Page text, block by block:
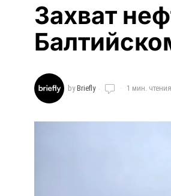
Захват
byBriefly 1 мин. чтения